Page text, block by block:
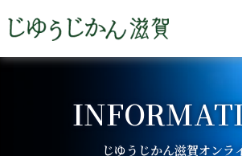
じゆうじかん滋賀オンラ